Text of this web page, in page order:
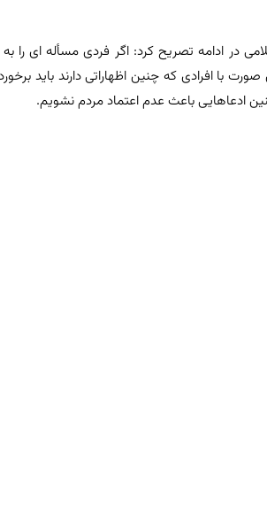
در ادامه تصریح کرد: اگر فردی مسأله ای
با افرادی که چنین اظهاراتی دارند باید
ادعاهایی باعث عدم اعتماد مردم نشویم.